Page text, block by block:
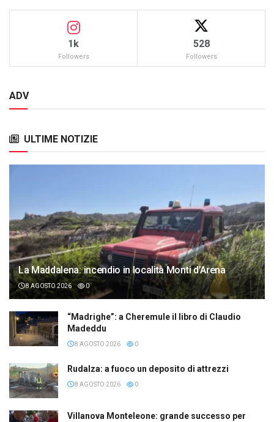
1k
Followers
528
Followers
ADV
ULTIME NOTIZIE
La Maddalena: incendio in località Monti d’Arena
8 AGOSTO 2026 0
“Madrighe”: a Cheremule il libro di Claudio
Madeddu
8 AGOSTO 2026 0
Rudalza: a fuoco un deposito di attrezzi
8 AGOSTO 2026 0
Villanova Monteleone: grande successo per